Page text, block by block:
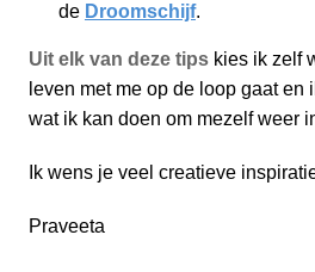
de Droomschijf.
Uit elk van deze tipskies ik zelf
leven met me op de loop gaat en
wat ik kan doen om mezelf weer
Ik wens je veel creatieve
Praveeta